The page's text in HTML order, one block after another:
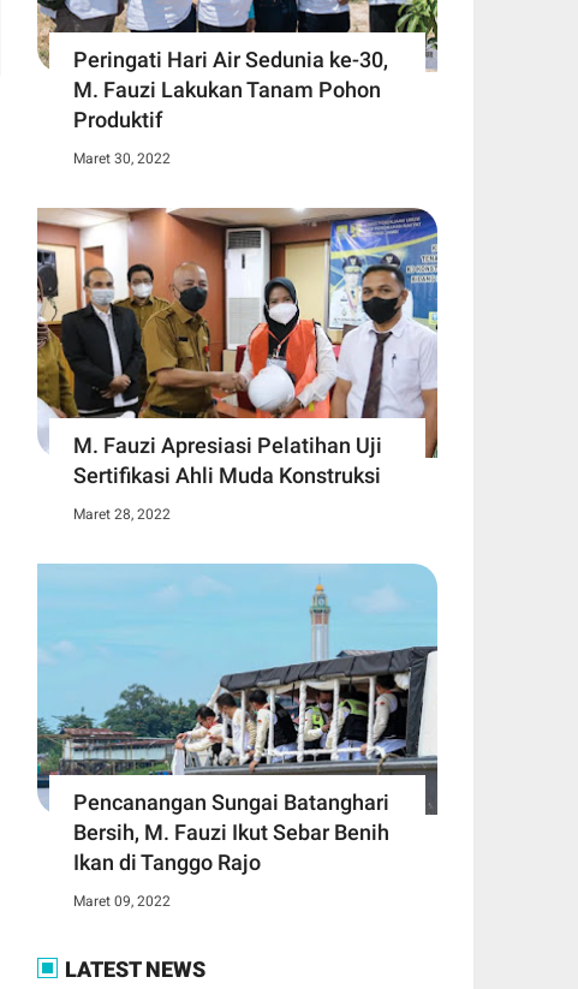
Peringati Hari Air Sedunia ke-30,
M. Fauzi Lakukan Tanam Pohon
Produktif
Maret 30, 2022
M. Fauzi Apresiasi Pelatihan Uji
Sertifikasi Ahli Muda Konstruksi
Maret 28, 2022
Pencanangan Sungai Batanghari
Bersih, M. Fauzi Ikut Sebar Benih
Ikan di Tanggo Rajo
Maret 09, 2022
LATEST NEWS